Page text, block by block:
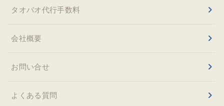
タオバオ代行手数料
会社概要
お問い合せ
よくある質問